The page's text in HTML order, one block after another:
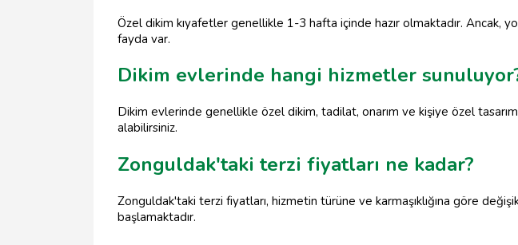
Özel dikim kıyafetler genellikle 1-3 hafta içinde hazır olmaktadır. Ancak,
fayda var.
Dikim evlerinde hangi hizmetler
Dikim evlerinde genellikle özel dikim, tadilat, onarım ve kişiye özel
alabilirsiniz.
Zonguldak'taki terzi fiyatları ne kadar?
Zonguldak'taki terzi fiyatları, hizmetin türüne ve karmaşıklığına göre
başlamaktadır.